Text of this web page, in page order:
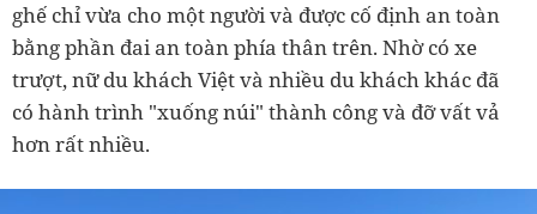
ghế chỉ vừa cho một người và được cố định an toàn
bằng phần đai an toàn phía thân trên. Nhờ có xe
trượt, nữ du khách Việt và nhiều du khách khác đã
có hành trình "xuống núi" thành công và đỡ vất vả
hơn rất nhiều.